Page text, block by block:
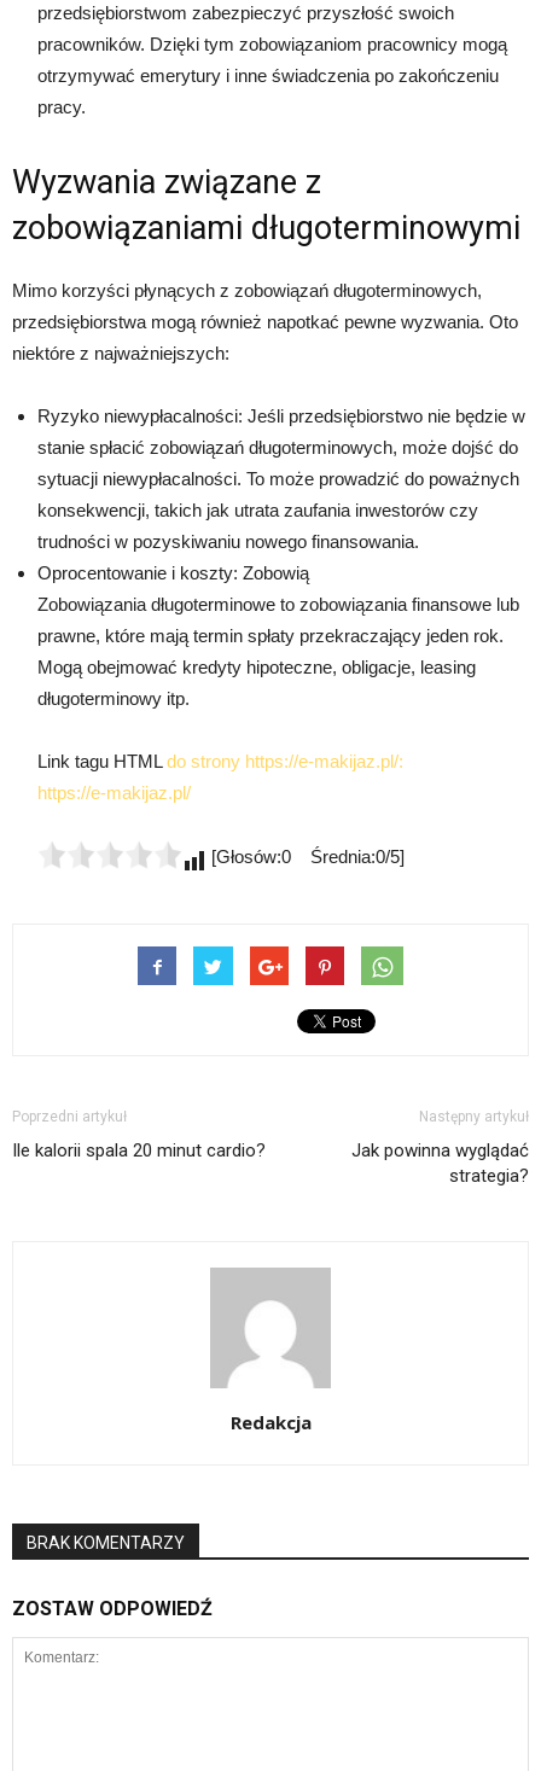
przedsiębiorstwom zabezpieczyć przyszłość swoich
pracowników. Dzięki tym zobowiązaniom pracownicy mogą
otrzymywać emerytury i inne świadczenia po zakończeniu
pracy.
Wyzwania związane z
zobowiązaniami długoterminowymi
Mimo korzyści płynących z zobowiązań długoterminowych,
przedsiębiorstwa mogą również napotkać pewne wyzwania. Oto
niektóre z najważniejszych:
Ryzyko niewypłacalności: Jeśli przedsiębiorstwo nie będzie w
stanie spłacić zobowiązań długoterminowych, może dojść do
sytuacji niewypłacalności. To może prowadzić do poważnych
konsekwencji, takich jak utrata zaufania inwestorów czy
trudności w pozyskiwaniu nowego finansowania.
Oprocentowanie i koszty: Zobowią
Zobowiązania długoterminowe to zobowiązania finansowe lub
prawne, które mają termin spłaty przekraczający jeden rok.
Mogą obejmować kredyty hipoteczne, obligacje, leasing
długoterminowy itp.
Link tagu HTMLdo strony https://e-makijaz.pl/:
https://e-makijaz.pl/
[Głosów:0 Średnia:0/5]
Poprzedni artykuł
Ile kalorii spala 20 minut cardio?
Następny artykuł
Jak powinna wyglądać
strategia?
Redakcja
BRAK KOMENTARZY
ZOSTAW ODPOWIEDŹ